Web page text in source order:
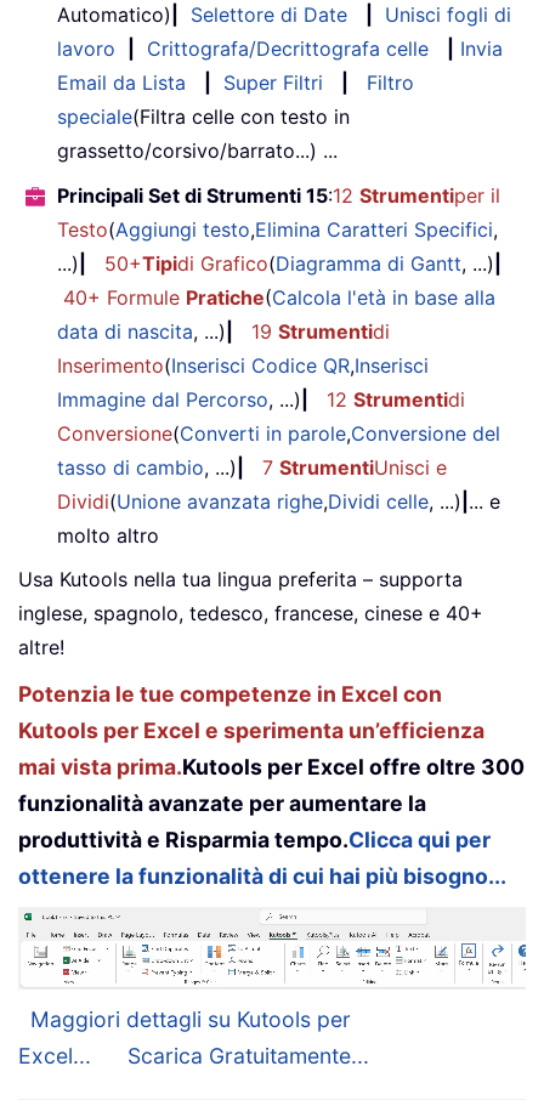
Automatico)
Selettore di Date
Unisci fogli di
lavoro
Crittografa/Decrittografa celle
Invia
Email da Lista
Super Filtri
Filtro
speciale(Filtra celle con testo in
grassetto/corsivo/barrato...) ...
Principali Set di Strumenti 15:12 Strumentiper il
Testo(Aggiungi testo,Elimina Caratteri Specifici,
...)
50+Tipidi Grafico(Diagramma di Gantt, ...)
40+ Formule Pratiche(Calcola l'età in base alla
data di nascita, ...) 19 Strumentidi
Inserimento(Inserisci Codice QR,Inserisci
Immagine dal Percorso, ...) 12 Strumentidi
Conversione(Converti in parole,Conversione del
tasso di cambio, ...) 7 StrumentiUnisci e
Dividi(Unione avanzata righe,Dividi celle, ...) ... e
molto altro
Usa Kutools nella tua lingua preferita – supporta
inglese, spagnolo, tedesco, francese, cinese e 40+
altre!
Potenzia le tue competenze in Excel con
Kutools per Excel e sperimenta un’efficienza
mai vista prima.Kutools per Excel offre oltre 300
funzionalità avanzate per aumentare la
produttività e Risparmia tempo.Clicca qui per
ottenere la funzionalità di cui hai più bisogno...
Maggiori dettagli su Kutools per
Excel...
Scarica Gratuitamente...